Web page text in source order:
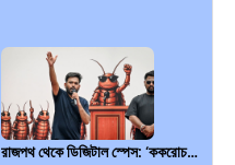
রাজপথ থেকে ডিজিটাল স্পেস: ‘ককরোচ…